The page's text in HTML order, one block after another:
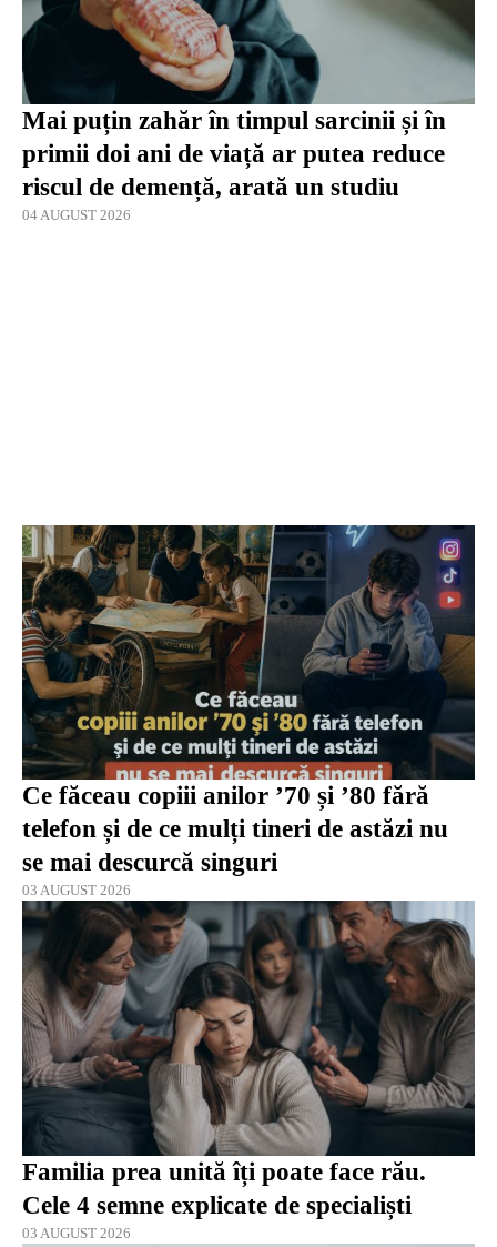
Mai puțin zahăr în timpul sarcinii și în
primii doi ani de viață ar putea reduce
riscul de demență, arată un studiu
04 AUGUST 2026
Ce făceau copiii anilor ’70 și ’80 fără
telefon și de ce mulți tineri de astăzi nu
se mai descurcă singuri
03 AUGUST 2026
Familia prea unită îți poate face rău.
Cele 4 semne explicate de specialiști
03 AUGUST 2026